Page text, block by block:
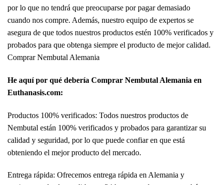
por lo que no tendrá que preocuparse por pagar demasiado
cuando nos compre. Además, nuestro equipo de expertos se
asegura de que todos nuestros productos estén 100% verificados y
probados para que obtenga siempre el producto de mejor calidad.
Comprar Nembutal Alemania
He aquí por qué debería Comprar Nembutal Alemania en
Euthanasis.com:
Productos 100% verificados: Todos nuestros productos de
Nembutal están 100% verificados y probados para garantizar su
calidad y seguridad, por lo que puede confiar en que está
obteniendo el mejor producto del mercado.
Entrega rápida: Ofrecemos entrega rápida en Alemania y